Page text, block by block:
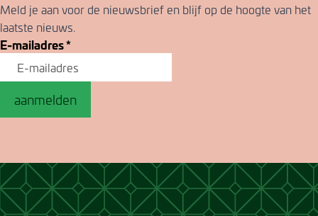
Meld je aan voor de nieuwsbrief en blijf op de hoogte van het
laatste nieuws.
E-mailadres*
aanmelden